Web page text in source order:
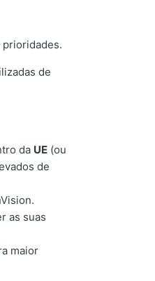
prioridades.
de
da UE (ou
de
as suas
maior